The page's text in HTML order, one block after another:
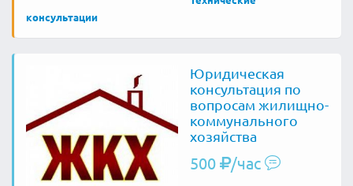
консультации
Юридическая
консультация по
вопросам жилищно-
коммунального
хозяйства
500 /час